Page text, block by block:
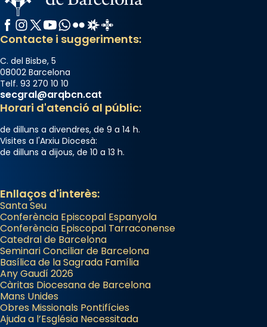
Facebook
Instagram
X / Twitter
YouTube
WhatsApp
FlickrRadio Estel
Catalunya Cristiana
Contacte i suggeriments:
C. del Bisbe, 5
08002 Barcelona
Telf. 93 270 10 10
secgral@arqbcn.cat
Horari d'atenció al públic:
de dilluns a divendres, de 9 a 14 h.
Visites a l'Arxiu Diocesà:
de dilluns a dijous, de 10 a 13 h.
Enllaços d'interès:
Santa Seu
Conferència Episcopal Espanyola
Conferència Episcopal Tarraconense
Catedral de Barcelona
Seminari Conciliar de Barcelona
Basílica de la Sagrada Família
Any Gaudí 2026
Càritas Diocesana de Barcelona
Mans Unides
Obres Missionals Pontifícies
Ajuda a l’Església Necessitada